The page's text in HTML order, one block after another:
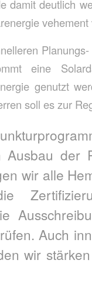
damit deutlich
eine
genutzt
soll es zur
der
wir alle
Auch
wir